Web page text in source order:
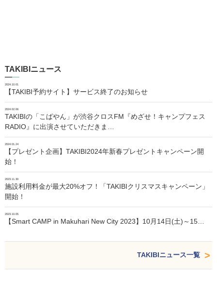
TAKIBIニュース
2024.10.01
【TAKIBI予約サイト】サービス終了のお知らせ
2024.02.06
TAKIBIの「こばやん」が渋谷クロスFM『めざせ！キャンプフェス
RADIO』に出演させていただきま…
2024.01.24
【プレゼント企画】TAKIBI2024年新春プレゼントキャンペーン開
始！
2023.11.30
施設利用料金が最大20%オフ！「TAKIBIクリスマスキャンペーン」
開始！
2023.10.05
【Smart CAMP in Makuhari New City 2023】10月14日(土)～15…
TAKIBIニュース一覧